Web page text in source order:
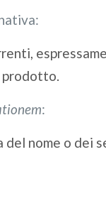
prodotto.
:
del nome o